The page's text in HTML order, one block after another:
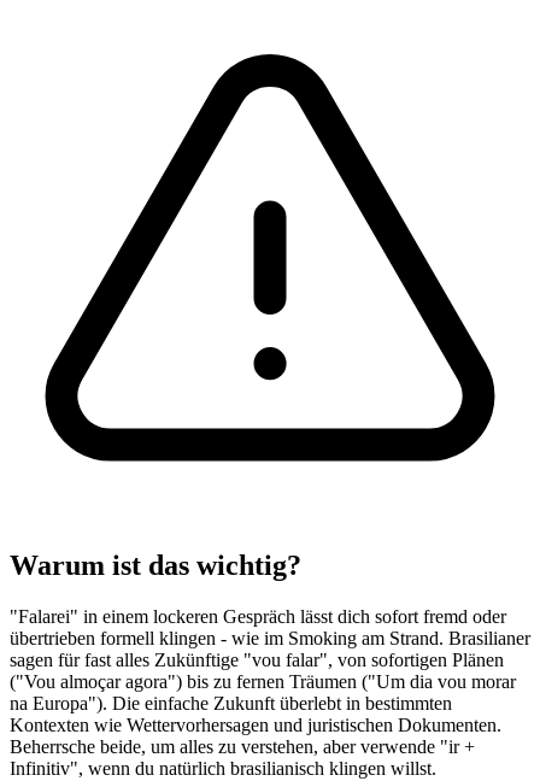
Warum ist das wichtig?
"Falarei" in einem lockeren Gespräch lässt dich sofort fremd oder
übertrieben formell klingen - wie im Smoking am Strand. Brasilianer
sagen für fast alles Zukünftige "vou falar", von sofortigen Plänen
("Vou almoçar agora") bis zu fernen Träumen ("Um dia vou morar
na Europa"). Die einfache Zukunft überlebt in bestimmten
Kontexten wie Wettervorhersagen und juristischen Dokumenten.
Beherrsche beide, um alles zu verstehen, aber verwende "ir +
Infinitiv", wenn du natürlich brasilianisch klingen willst.